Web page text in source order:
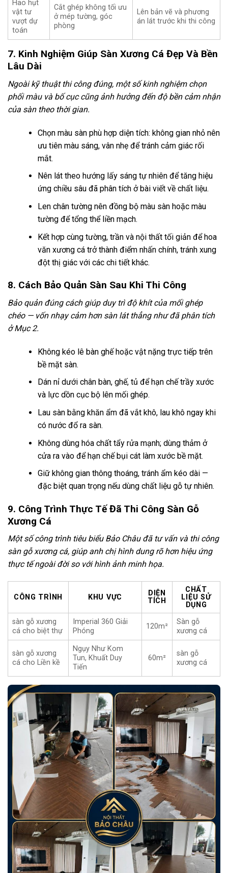
Hao hụt
vật tư
vượt dự
toán
Cắt ghép không tối ưu
ở mép tường, góc
phòng
Lên bản vẽ và phương
án lát trước khi thi công
7. Kinh Nghiệm Giúp Sàn Xương Cá Đẹp Và Bền
Lâu Dài
Ngoài kỹ thuật thi công đúng, một số kinh nghiệm chọn
phối màu và bố cục cũng ảnh hưởng đến độ bền cảm nhận
của sàn theo thời gian.
Chọn màu sàn phù hợp diện tích: không gian nhỏ nên
ưu tiên màu sáng, vân nhẹ để tránh cảm giác rối
mắt.
Nên lát theo hướng lấy sáng tự nhiên để tăng hiệu
ứng chiều sâu đã phân tích ở bài viết về chất liệu.
Len chân tường nên đồng bộ màu sàn hoặc màu
tường để tổng thể liền mạch.
Kết hợp cùng tường, trần và nội thất tối giản để hoa
văn xương cá trở thành điểm nhấn chính, tránh xung
đột thị giác với các chi tiết khác.
8. Cách Bảo Quản Sàn Sau Khi Thi Công
Bảo quản đúng cách giúp duy trì độ khít của mối ghép
chéo — vốn nhạy cảm hơn sàn lát thẳng như đã phân tích
ở Mục 2.
Không kéo lê bàn ghế hoặc vật nặng trực tiếp trên
bề mặt sàn.
Dán nỉ dưới chân bàn, ghế, tủ để hạn chế trầy xước
và lực dồn cục bộ lên mối ghép.
Lau sàn bằng khăn ẩm đã vắt khô, lau khô ngay khi
có nước đổ ra sàn.
Không dùng hóa chất tẩy rửa mạnh; dùng thảm ở
cửa ra vào để hạn chế bụi cát làm xước bề mặt.
Giữ không gian thông thoáng, tránh ẩm kéo dài —
đặc biệt quan trọng nếu dùng chất liệu gỗ tự nhiên.
9. Công Trình Thực Tế Đã Thi Công Sàn Gỗ
Xương Cá
Một số công trình tiêu biểu Bảo Châu đã tư vấn và thi công
sàn gỗ xương cá, giúp anh chị hình dung rõ hơn hiệu ứng
thực tế ngoài đời so với hình ảnh minh họa.
CÔNG TRÌNH KHU VỰC
DIỆN
TÍCH
CHẤT
LIỆU SỬ
DỤNG
sàn gỗ xương
cá cho biệt thự
Imperial 360 Giải
Phóng
120m²
Sàn gỗ
xương cá
sàn gỗ xương
cá cho Liền kề
Ngụy Như Kom
Tun, Khuất Duy
Tiến
60m²
sàn gỗ
xương cá